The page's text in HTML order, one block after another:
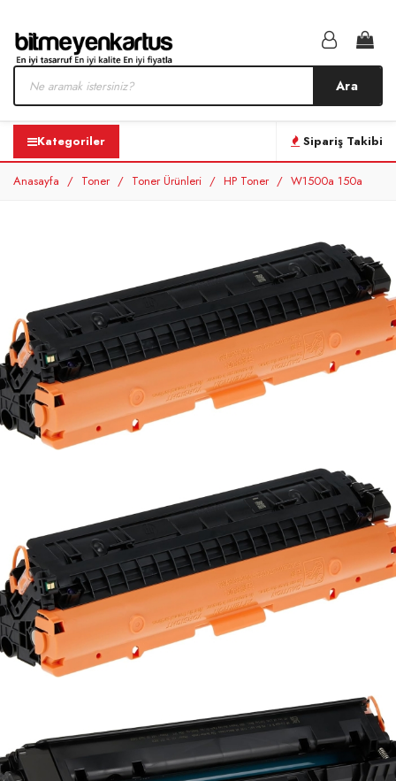
Ara
Kategoriler Sipariş Takibi
Anasayfa Toner Toner Ürünleri HP Toner W1500a 150a